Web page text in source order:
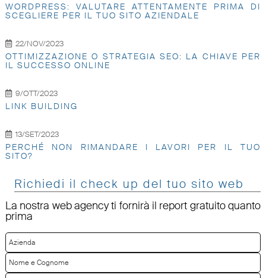
WORDPRESS: VALUTARE ATTENTAMENTE PRIMA DI
SCEGLIERE PER IL TUO SITO AZIENDALE
22/NOV/2023
OTTIMIZZAZIONE O STRATEGIA SEO: LA CHIAVE PER
IL SUCCESSO ONLINE
9/OTT/2023
LINK BUILDING
13/SET/2023
PERCHÉ NON RIMANDARE I LAVORI PER IL TUO
SITO?
Richiedi il check up del tuo sito web
La nostra web agency ti fornirà il report gratuito quanto
prima